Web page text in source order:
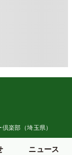
楽部（埼玉県）
ニュース